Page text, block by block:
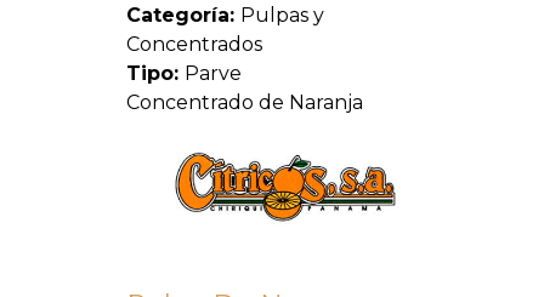
Categoría: Pulpas y
Concentrados
Tipo: Parve
Concentrado de Naranja